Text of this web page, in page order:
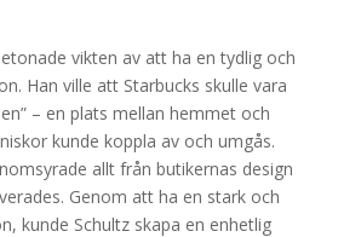
vikten av att ha en tydlig och
Han ville att Starbucks skulle vara
– en plats mellan hemmet och
kunde koppla av och umgås.
allt från butikernas design
Genom att ha en stark och
kunde Schultz skapa en enhetlig